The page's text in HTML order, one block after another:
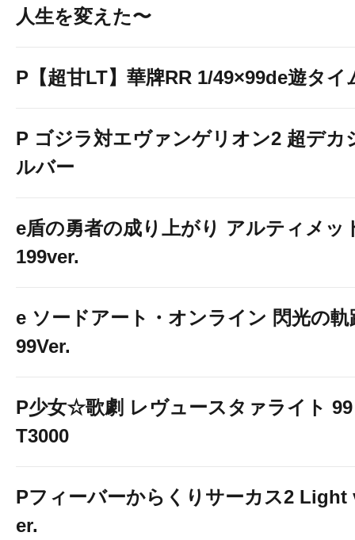
人生を変えた〜
P【超甘LT】華牌RR 1/49×99de遊タイ
P ゴジラ対エヴァンゲリオン2 超デカ
ルバー
e盾の勇者の成り上がり アルティメッ
199ver.
e ソードアート・オンライン 閃光の軌
99Ver.
P少女☆歌劇 レヴュースタァライト
T3000
Pフィーバーからくりサーカス2 Light
er.